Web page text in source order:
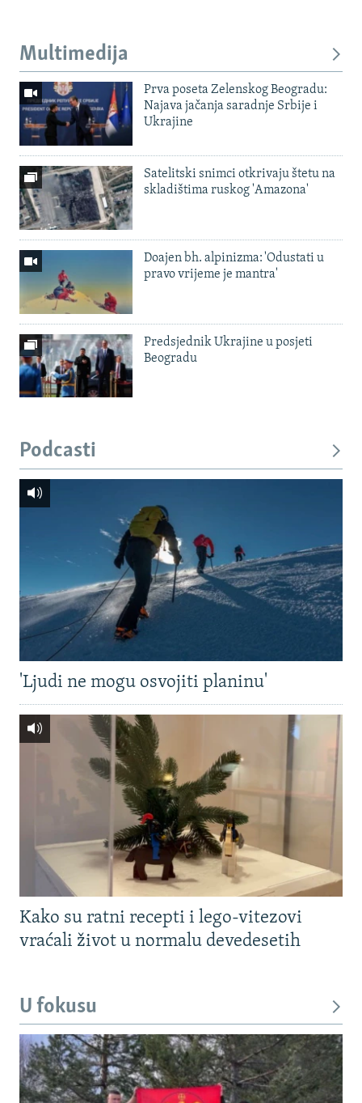
Multimedija
Prva poseta Zelenskog Beogradu:
Najava jačanja saradnje Srbije i
Ukrajine
Satelitski snimci otkrivaju štetu na
skladištima ruskog 'Amazona'
Doajen bh. alpinizma: 'Odustati u
pravo vrijeme je mantra'
Predsjednik Ukrajine u posjeti
Beogradu
Podcasti
'Ljudi ne mogu osvojiti planinu'
Kako su ratni recepti i lego-vitezovi
vraćali život u normalu devedesetih
U fokusu